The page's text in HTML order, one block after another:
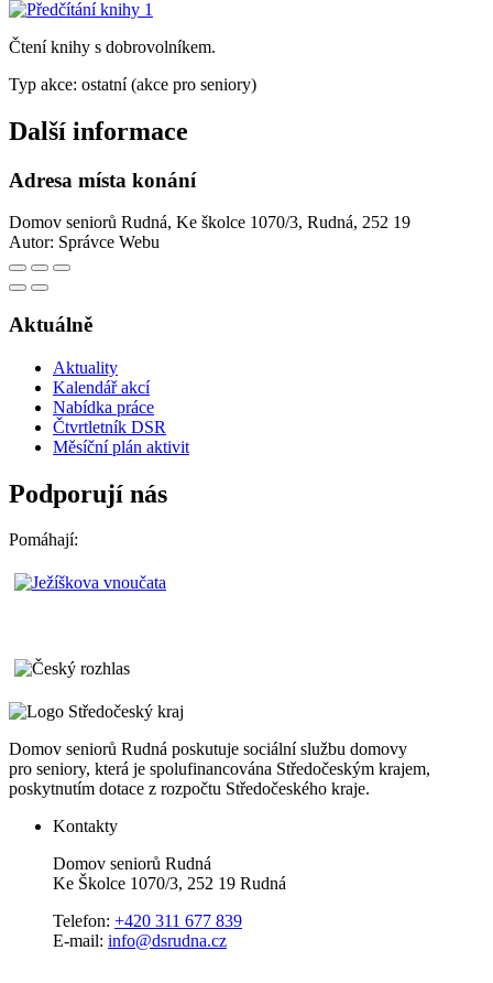
Čtení knihy s dobrovolníkem.
Typ akce: ostatní (akce pro seniory)
Další informace
Adresa místa konání
Domov seniorů Rudná, Ke školce 1070/3, Rudná, 252 19
Autor: Správce Webu
Aktuálně
Aktuality
Kalendář akcí
Nabídka práce
Čtvrtletník DSR
Měsíční plán aktivit
Podporují nás
Pomáhají:
Domov seniorů Rudná poskutuje sociální službu domovy
pro seniory, která je spolufinancována Středočeským krajem,
poskytnutím dotace z rozpočtu Středočeského kraje.
Kontakty
Domov seniorů Rudná
Ke Školce 1070/3, 252 19 Rudná
Telefon: +420 311 677 839
E-mail: info@dsrudna.cz